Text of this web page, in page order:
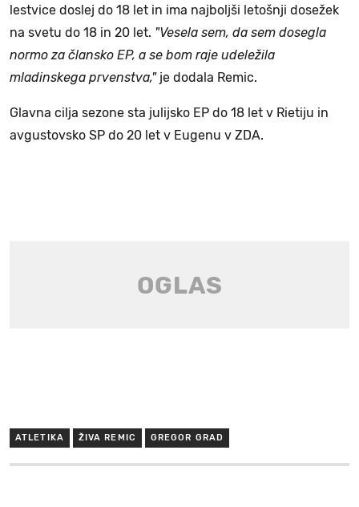
lestvice doslej do 18 let in ima najboljši letošnji dosežek
na svetu do 18 in 20 let. "Vesela sem, da sem dosegla
normo za člansko EP, a se bom raje udeležila
mladinskega prvenstva,"je dodala Remic.
Glavna cilja sezone sta julijsko EP do 18 let v Rietiju in
avgustovsko SP do 20 let v Eugenu v ZDA.
ATLETIKA ŽIVA REMIC GREGOR GRAD